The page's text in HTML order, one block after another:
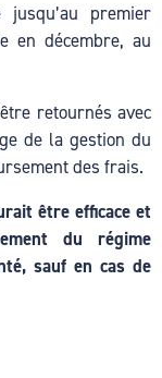
premier
en décembre, au
retournés avec
de la gestion du
des frais.
être efficace et
du régime
sauf en cas de